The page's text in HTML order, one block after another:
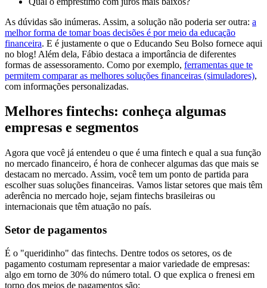
As dúvidas são inúmeras. Assim, a solução não poderia ser outra: a
melhor forma de tomar boas decisões é por meio da educação
financeira. E é justamente o que o Educando Seu Bolso fornece aqui
no blog! Além dela, Fábio destaca a importância de diferentes
formas de assessoramento. Como por exemplo, ferramentas que te
permitem comparar as melhores soluções financeiras (simuladores),
com informações personalizadas.
Melhores fintechs: conheça algumas
empresas e segmentos
Agora que você já entendeu o que é uma fintech e qual a sua função
no mercado financeiro, é hora de conhecer algumas das que mais se
destacam no mercado. Assim, você tem um ponto de partida para
escolher suas soluções financeiras. Vamos listar setores que mais têm
aderência no mercado hoje, sejam fintechs brasileiras ou
internacionais que têm atuação no país.
Setor de pagamentos
É o "queridinho" das fintechs. Dentre todos os setores, os de
pagamento costumam representar a maior variedade de empresas:
algo em torno de 30% do número total. O que explica o frenesi em
torno dos meios de pagamentos são: